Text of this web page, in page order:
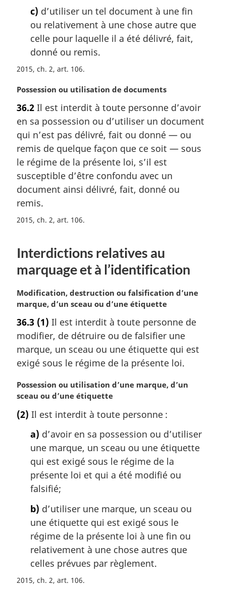
c) d’utiliser un tel document à une fin
ou relativement à une chose autre que
celle pour laquelle il a été délivré, fait,
donné ou remis.
2015, ch. 2, art. 106
N
t
e
m
a
g
i
n
a
e
Possession ou utilisation de documents
36.2 Il est interdit à toute personne d’avoir
en sa possession ou d’utiliser un document
qui n’est pas délivré, fait ou donné — ou
remis de quelque façon que ce soit — sous
le régime de la présente loi, s’il est
susceptible d’être confondu avec un
document ainsi délivré, fait, donné ou
remis.
2015, ch. 2, art. 106
Interdictions relatives au
marquage et à l’identification
N
o
e
m
a
r
i
n
l
Modification, destruction ou falsification d’une
marque, d’un sceau ou d’une étiquette
36.3 (1) Il est interdit à toute personne de
modifier, de détruire ou de falsifier une
marque, un sceau ou une étiquette qui est
exigé sous le régime de la présente loi.
N
o
e
Possession ou utilisation d’une marque, d’un
sceau ou d’une étiquette
(2) Il est interdit à toute personne :
a) d’avoir en sa possession ou d’utiliser
une marque, un sceau ou une étiquette
qui est exigé sous le régime de la
présente loi et qui a été modifié ou
falsifié;
b) d’utiliser une marque, un sceau ou
une étiquette qui est exigé sous le
régime de la présente loi à une fin ou
relativement à une chose autres que
celles prévues par règlement.
2015, ch. 2, art. 106